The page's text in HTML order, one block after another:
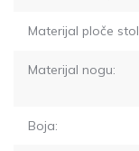
Materijal ploče
Materijal nogu:
Boja: